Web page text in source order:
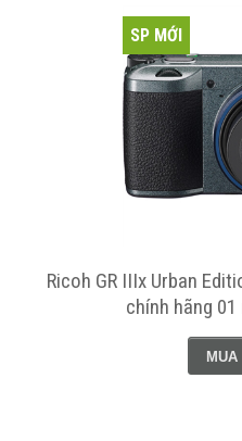
SP MỚI
Ricoh GR IIIx Urban
chính hãng
MUA